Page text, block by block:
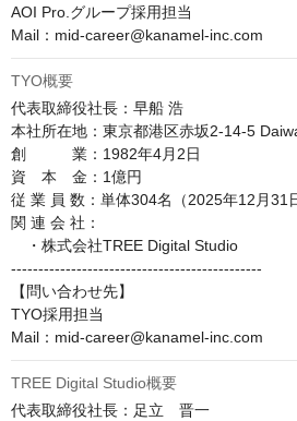
AOI Pro.グループ採用担当
Mail：mid-career@kanamel-inc.com
TYO概要
代表取締役社長：早船 浩
本社所在地：東京都港区赤坂2-14-5
創　　　業：1982年4月2日
資　本　金：1億円
従 業 員 数：単体304名（2025年12月31
関 連 会 社：
・株式会社TREE Digital Studio
----------------------------------------------
【問い合わせ先】
TYO採用担当
Mail：mid-career@kanamel-inc.com
TREE Digital Studio概要
代表取締役社長：足立　晋一